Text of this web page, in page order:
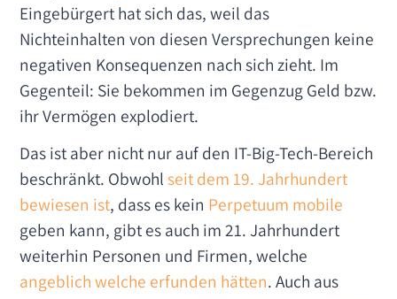
Eingebürgert hat sich das, weil das
Nichteinhalten von diesen Versprechungen keine
negativen Konsequenzen nach sich zieht. Im
Gegenteil: Sie bekommen im Gegenzug Geld bzw.
ihr Vermögen explodiert.
Das ist aber nicht nur auf den IT-Big-Tech-Bereich
beschränkt. Obwohlseit dem 19. Jahrhundert
bewiesen ist, dass es kein Perpetuum mobile
geben kann, gibt es auch im 21. Jahrhundert
weiterhin Personen und Firmen, welche
angeblich welche erfunden hätten. Auch aus